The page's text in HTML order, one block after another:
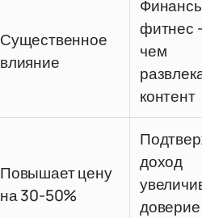
Существенное
влияние
фитнес
чем
контент
Повышает цену
на 30-50%
доход